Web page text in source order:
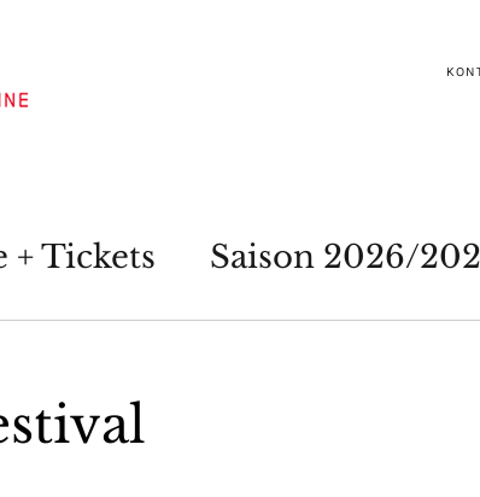
+ Tickets Saison 2026/